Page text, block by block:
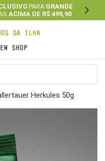
PARA GRANDE
ACIMA DE R$ 499,90 Next
Herkules 50g